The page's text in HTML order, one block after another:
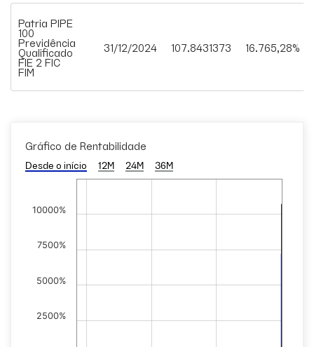
Patria PIPE
100
Previdência
Qualificado
FIE 2 FIC
FIM
31/12/2024 107.8431373 16.765,28%
Gráfico de Rentabilidade
Desde o início 12M 24M 36M
2500%
5000%
7500%
10000%